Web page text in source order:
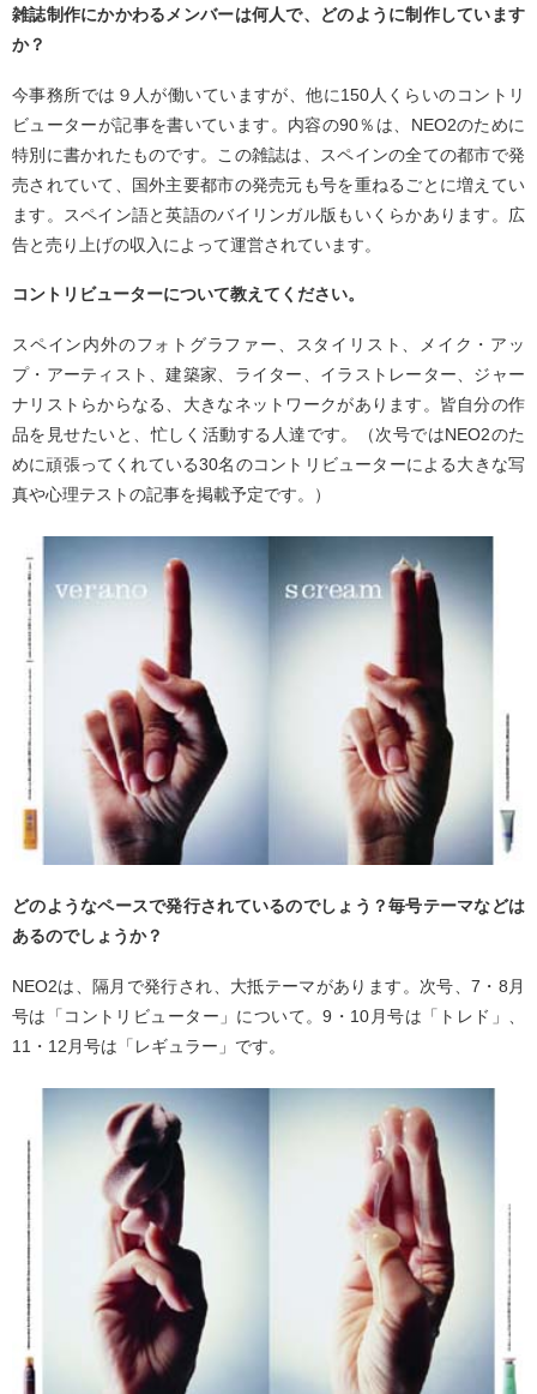
雑誌制作にかかわるメンバーは何人で、どのように制作しています
か？
今事務所では９人が働いていますが、他に150人くらいのコントリ
ビューターが記事を書いています。内容の90％は、NEO2のために
特別に書かれたものです。この雑誌は、スペインの全ての都市で発
売されていて、国外主要都市の発売元も号を重ねるごとに増えてい
ます。スペイン語と英語のバイリンガル版もいくらかあります。広
告と売り上げの収入によって運営されています。
コントリビューターについて教えてください。
スペイン内外のフォトグラファー、スタイリスト、メイク・アッ
プ・アーティスト、建築家、ライター、イラストレーター、ジャー
ナリストらからなる、大きなネットワークがあります。皆自分の作
品を見せたいと、忙しく活動する人達です。（次号ではNEO2のた
めに頑張ってくれている30名のコントリビューターによる大きな写
真や心理テストの記事を掲載予定です。）
どのようなペースで発行されているのでしょう？毎号テーマなどは
あるのでしょうか？
NEO2は、隔月で発行され、大抵テーマがあります。次号、7・8月
号は「コントリビューター」について。9・10月号は「トレド」、
11・12月号は「レギュラー」です。